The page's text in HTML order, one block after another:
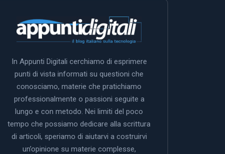
In Appunti Digitali cerchiamo di esprimere
punti di vista informati su questioni che
conosciamo, materie che pratichiamo
professionalmente o passioni seguite a
lungo e con metodo. Nei limiti del poco
tempo che possiamo dedicare alla scrittura
di articoli, speriamo di aiutarvi a costruirvi
un’opinione su materie complesse,